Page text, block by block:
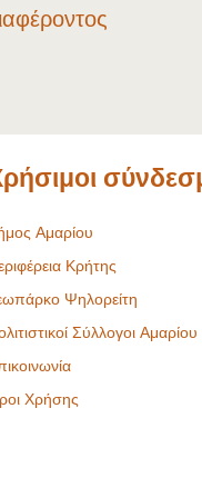
Αμαρίου
Κρήτης
Ψηλορείτη
Σύλλογοι Αμαρίου
Χρήσης